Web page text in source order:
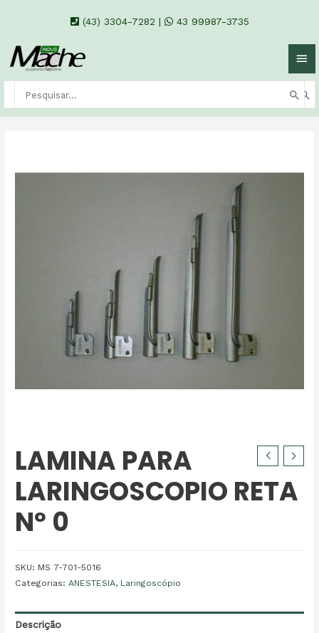
(43) 3304-7282 | 43 99987-3735
LAMINA PARA
LARINGOSCOPIO RETA
Nº 0
SKU: MS 7-701-5016
Categorias:ANESTESIA, Laringoscópio
Descrição